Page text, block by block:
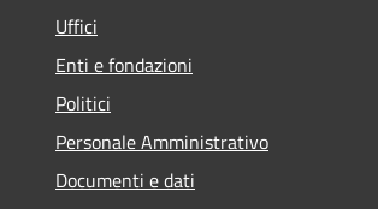
Uffici
Enti e fondazioni
Politici
Personale Amministrativo
Documenti e dati